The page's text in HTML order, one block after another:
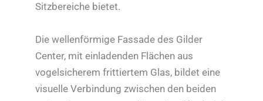
Sitzbereiche bietet.
Die wellenförmige Fassade des Gilder
Center, mit einladenden Flächen aus
vogelsicherem frittiertem Glas, bildet eine
visuelle Verbindung zwischen den beiden